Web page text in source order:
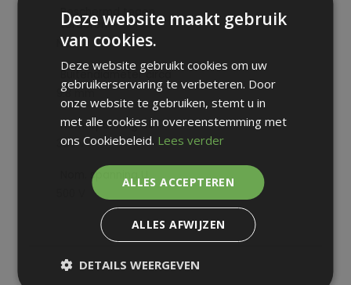
Beschermd tegen
torderen
Nee
Buitendiameter circa
9.8 mm
Nom. spanning U0
300 V
Nom. spanning U
Deze website maakt gebruik
van cookies.
Deze website gebruikt cookies om uw
gebruikerservaring te verbeteren. Door
onze website te gebruiken, stemt u in
met alle cookies in overeenstemming met
ons Cookiebeleid. Lees verder
ALLES ACCEPTEREN
ALLES AFWIJZEN
DETAILS WEERGEVEN